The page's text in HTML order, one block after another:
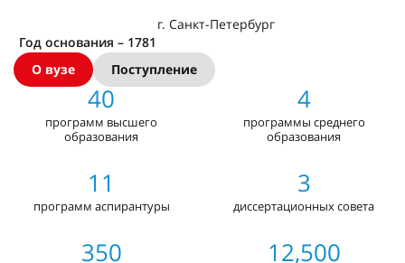
г. Санкт-Петербург
Год основания – 1781
О вузе
Поступление
40
программ высшего
образования
4
программы среднего
образования
11
программ аспирантуры
3
диссертационных совета
350 12,500